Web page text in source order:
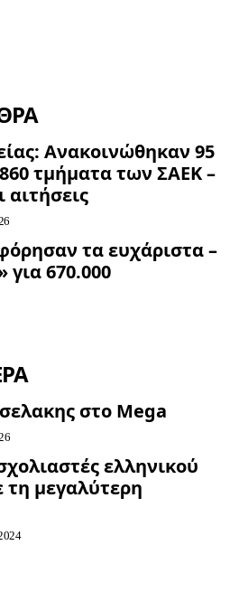
Ανακοινώθηκαν 95
860 τμήματα των ΣΑΕΚ –
αιτήσεις
τα ευχάριστα –
670.000
στο Mega
ελληνικού
μεγαλύτερη